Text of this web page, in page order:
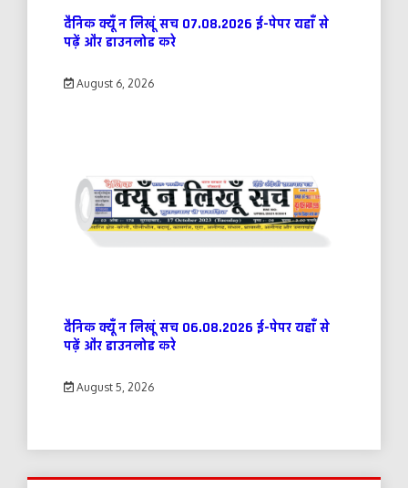
दैनिक क्यूँ न लिखूं सच 07.08.2026 ई-पेपर यहाँ से
पढ़ें और डाउनलोड करे
August 6, 2026
दैनिक क्यूँ न लिखूं सच 06.08.2026 ई-पेपर यहाँ से
पढ़ें और डाउनलोड करे
August 5, 2026